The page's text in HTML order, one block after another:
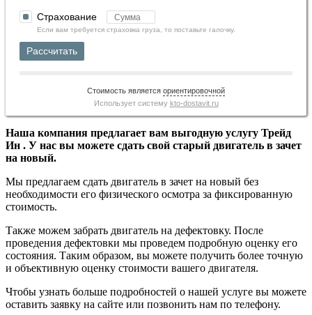
Страхование
Если вам требуется страховка груза, то поставьте галочку.
Рассчитать
Стоимость является ориентировочной
Использует систему kto-dostavit.ru
Наша компания предлагает вам выгодную услугу Трейд
Ин . У нас вы можете сдать свой старый двигатель в зачет
на новый.
Мы предлагаем сдать двигатель в зачет на новый без
необходимости его физического осмотра за фиксированную
стоимость.
Также можем забрать двигатель на дефектовку. После
проведения дефектовки мы проведем подробную оценку его
состояния. Таким образом, вы можете получить более точную
и объективную оценку стоимости вашего двигателя.
Чтобы узнать больше подробностей о нашей услуге вы можете
оставить заявку на сайте или позвонить нам по телефону.